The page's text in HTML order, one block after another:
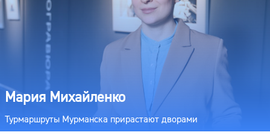
Мария Михайленко
Турмаршруты Мурманска прирастают дворами